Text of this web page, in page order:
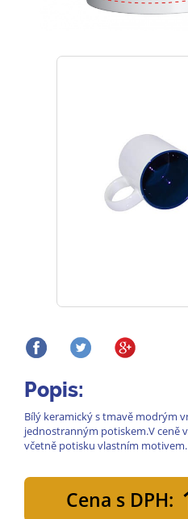
Popis:
Bílý keramický s tmavě modrým
jednostranným potiskem.V ceně
včetně potisku vlastním motivem.
Cena s DPH: